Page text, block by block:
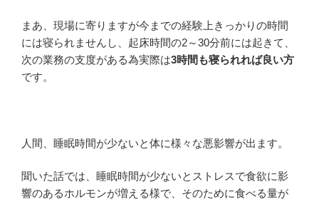
まあ、現場に寄りますが今までの経験上きっかりの時間
には寝られませんし、起床時間の2～30分前には起きて、
次の業務の支度がある為実際は3時間も寝られれば良い方
です。
人間、睡眠時間が少ないと体に様々な悪影響が出ます。
聞いた話では、睡眠時間が少ないとストレスで食欲に影
響のあるホルモンが増える様で、そのために食べる量が